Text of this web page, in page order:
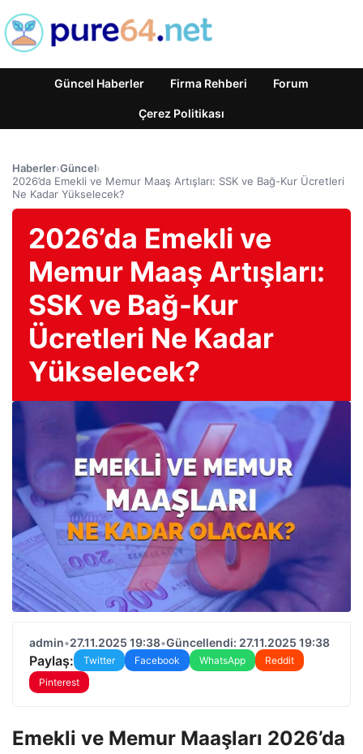
Güncel Haberler Firma Rehberi Forum
Çerez Politikası
Haberler›Güncel›
2026’da Emekli ve Memur Maaş Artışları: SSK ve Bağ-Kur Ücretleri
Ne Kadar Yükselecek?
2026’da Emekli ve
Memur Maaş Artışları:
SSK ve Bağ-Kur
Ücretleri Ne Kadar
Yükselecek?
admin•27.11.2025 19:38•Güncellendi: 27.11.2025 19:38
Paylaş: Twitter Facebook WhatsApp
Reddit
Pinterest
Emekli ve Memur Maaşları 2026’da